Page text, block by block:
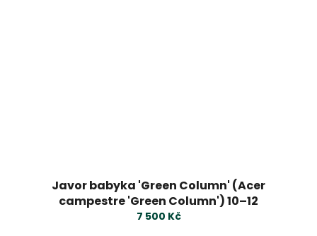
Javor babyka 'Green Column' (Acer
campestre 'Green Column') 10–12
7 500 Kč